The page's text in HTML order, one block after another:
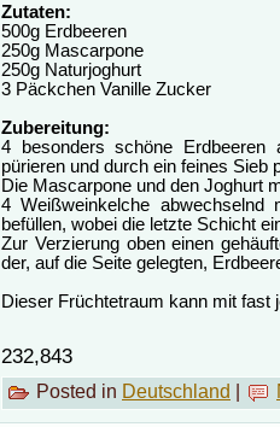
Zutaten:
500g Erdbeeren
250g Mascarpone
250g Naturjoghurt
3 Päckchen Vanille Zucker
Zubereitung:
4 besonders schöne
pürieren und durch ein feines Sieb
Die Mascarpone und den Joghurt
4 Weißweinkelche abwechselnd
befüllen, wobei die letzte Schicht
Zur Verzierung oben einen
der, auf die Seite gelegten,
Dieser Früchtetraum kann mit fast
232,843
Posted in Deutschland